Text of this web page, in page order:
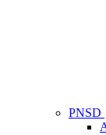
PNSD